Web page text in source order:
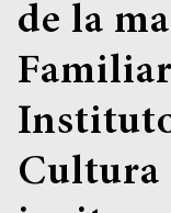
Internacional
Reportajes
Editoriales
ARTISTAS
Nacionales
Grupos y bandas
Shows y
CULTURA
Radio
Libros
Escuelas,
Talleres, cursos y
GALERÍAS
de la
Cultura